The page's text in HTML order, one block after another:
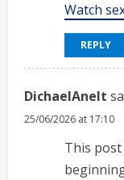
Watch
REPLY
DichaelAnelt
25/06/2026 at 17:10
This